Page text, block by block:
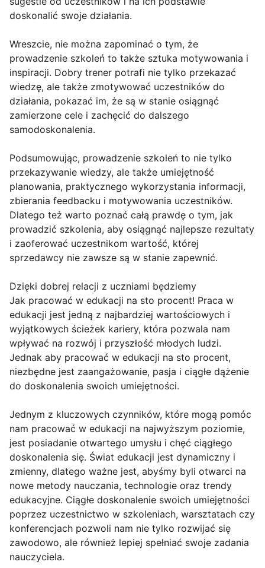
doskonalić swoje działania.
Wreszcie, nie można zapominać o tym, że
prowadzenie szkoleń to także sztuka motywowania i
inspiracji. Dobry trener potrafi nie tylko przekazać
wiedzę, ale także zmotywować uczestników do
działania, pokazać im, że są w stanie osiągnąć
zamierzone cele i zachęcić do dalszego
samodoskonalenia.
Podsumowując, prowadzenie szkoleń to nie tylko
przekazywanie wiedzy, ale także umiejętność
planowania, praktycznego wykorzystania informacji,
zbierania feedbacku i motywowania uczestników.
Dlatego też warto poznać całą prawdę o tym, jak
prowadzić szkolenia, aby osiągnąć najlepsze rezultaty
i zaoferować uczestnikom wartość, której
sprzedawcy nie zawsze są w stanie zapewnić.
Dzięki dobrej relacji z uczniami będziemy
Jak pracować w edukacji na sto procent! Praca w
edukacji jest jedną z najbardziej wartościowych i
wyjątkowych ścieżek kariery, która pozwala nam
wpływać na rozwój i przyszłość młodych ludzi.
Jednak aby pracować w edukacji na sto procent,
niezbędne jest zaangażowanie, pasja i ciągłe dążenie
do doskonalenia swoich umiejętności.
Jednym z kluczowych czynników, które mogą pomóc
nam pracować w edukacji na najwyższym poziomie,
jest posiadanie otwartego umysłu i chęć ciągłego
doskonalenia się. Świat edukacji jest dynamiczny i
zmienny, dlatego ważne jest, abyśmy byli otwarci na
nowe metody nauczania, technologie oraz trendy
edukacyjne. Ciągłe doskonalenie swoich umiejętności
poprzez uczestnictwo w szkoleniach, warsztatach czy
konferencjach pozwoli nam nie tylko rozwijać się
zawodowo, ale również lepiej spełniać swoje zadania
nauczyciela.